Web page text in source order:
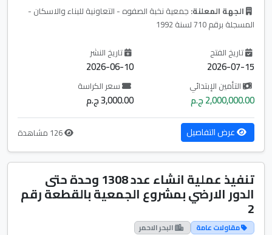
الجهة المعلنة: جمعية نخبة الصفوه - التعاونية للبناء والاسكان -
المسجلة برقم 710 لسنة 1992
تاريخ الفتح
2026-07-15
تاريخ النشر
2026-06-10
التأمين الإبتدائي
2,000,000.00 ج.م
سعر الكراسة
3,000.00 ج.م
عرض التفاصيل
تنفيذ عملية انشاء عدد 1308 وحدة حتى
الدور الارضي بمشروع الجمعية بالقطعة رقم
2
مقاولات عامة البحر الاحمر